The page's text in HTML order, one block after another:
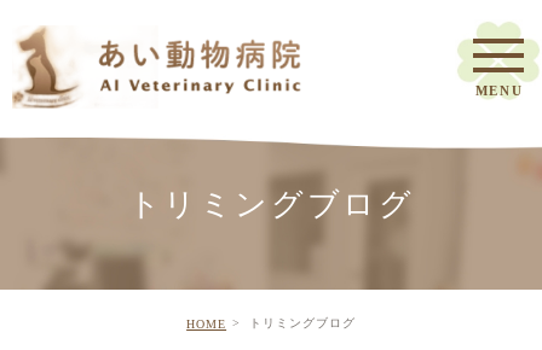
トリミングブログ
HOME トリミングブログ